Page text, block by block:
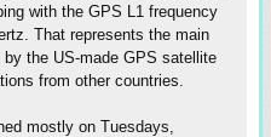
with the GPS L1 frequency
That represents the main
the US-made GPS satellite
from other countries.
mostly on Tuesdays,